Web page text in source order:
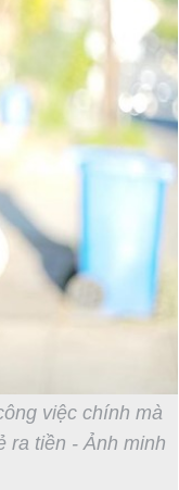
việc chính mà
ra tiền - Ảnh minh